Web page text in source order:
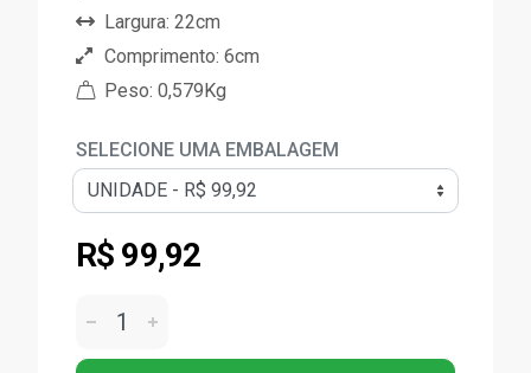
Largura: 22cm
Comprimento: 6cm
Peso: 0,579Kg
SELECIONE UMA EMBALAGEM
R$ 99,92